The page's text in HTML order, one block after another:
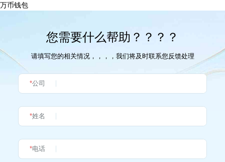
万币钱包
您需要什么帮助？？？？
请填写您的相关情况，，，，我们将及时联系您反馈处理
*公司
*姓名
*电话